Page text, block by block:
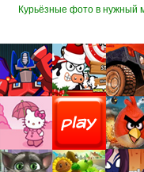
Курьёзные фото в нужный